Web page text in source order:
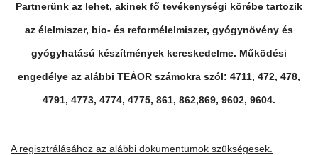
Partnerünk az lehet, akinek fő tevékenységi körébe tartozik
az élelmiszer, bio- és reformélelmiszer, gyógynövény és
gyógyhatású készítmények kereskedelme. Működési
engedélye az alábbi TEÁOR számokra szól: 4711, 472, 478,
4791, 4773, 4774, 4775, 861, 862,869, 9602, 9604.
A regisztrálásához az alábbi dokumentumok szükségesek.